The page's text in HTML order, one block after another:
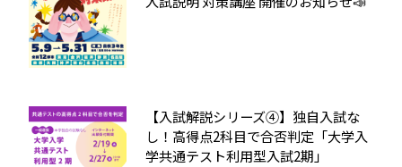
【入試解説シリーズ④】独自入試な
し！高得点2科目で合否判定「大学入
学共通テスト利用型入試2期」